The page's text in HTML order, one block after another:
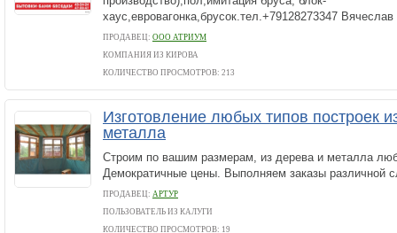
хаус,евровагонка,брусок.тел.+79128273347 Вячеслав
ПРОДАВЕЦ: ООО АТРИУМ
КОМПАНИЯ ИЗ КИРОВА
КОЛИЧЕСТВО ПРОСМОТРОВ: 213
Изготовление любых типов построек
металла
Строим по вашим размерам, из дерева и металла
Демократичные цены. Выполняем заказы различной
ПРОДАВЕЦ: АРТУР
ПОЛЬЗОВАТЕЛЬ ИЗ КАЛУГИ
КОЛИЧЕСТВО ПРОСМОТРОВ: 19